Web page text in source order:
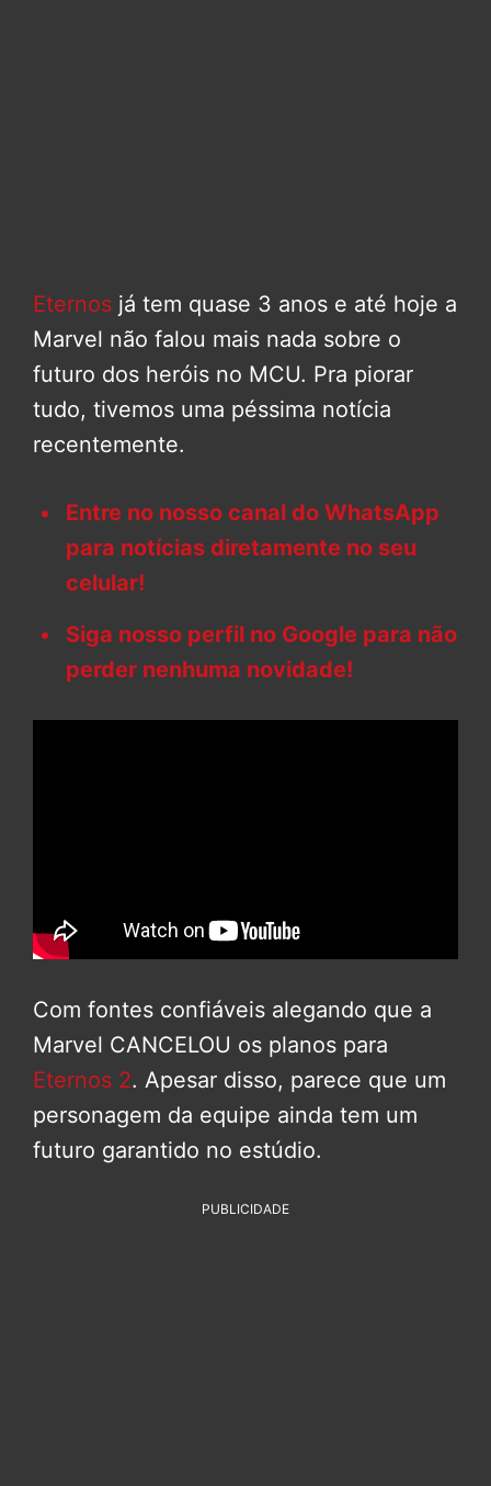
Eternos já tem quase 3 anos e até hoje a
Marvel não falou mais nada sobre o
futuro dos heróis no MCU. Pra piorar
tudo, tivemos uma péssima notícia
recentemente.
Entre no nosso canal do WhatsApp
para notícias diretamente no seu
celular!
Siga nosso perfil no Google para não
perder nenhuma novidade!
Com fontes confiáveis alegando que a
Marvel CANCELOU os planos para
Eternos 2. Apesar disso, parece que um
personagem da equipe ainda tem um
futuro garantido no estúdio.
PUBLICIDADE